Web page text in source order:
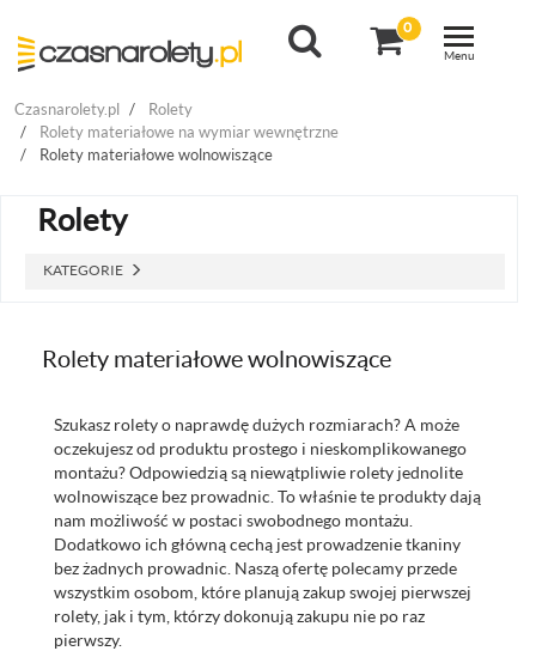
0
Toggle
Menu
Czasnarolety.pl
Rolety
Rolety materiałowe na wymiar wewnętrzne
Rolety materiałowe wolnowiszące
Rolety
KATEGORIE
Rolety materiałowe wolnowiszące
Szukasz rolety o naprawdę dużych rozmiarach? A może
oczekujesz od produktu prostego i nieskomplikowanego
montażu? Odpowiedzią są niewątpliwie rolety jednolite
wolnowiszące bez prowadnic. To właśnie te produkty dają
nam możliwość w postaci swobodnego montażu.
Dodatkowo ich główną cechą jest prowadzenie tkaniny
bez żadnych prowadnic. Naszą ofertę polecamy przede
wszystkim osobom, które planują zakup swojej pierwszej
rolety, jak i tym, którzy dokonują zakupu nie po raz
pierwszy.